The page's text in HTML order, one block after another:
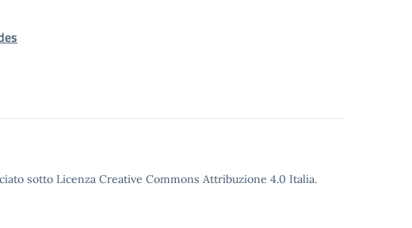
sotto Licenza Creative Commons Attribuzione 4.0 Italia.